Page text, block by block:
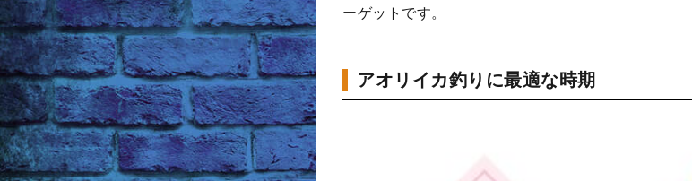
ーゲットです。
アオリイカ釣りに最適な時期